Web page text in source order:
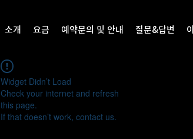
소개 요금 예약문의 및 안내 질문&답변
Widget Didn’t Load
Check your internet and refresh
this page.
If that doesn’t work, contact us.